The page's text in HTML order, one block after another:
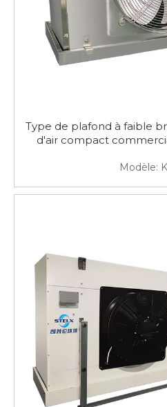
Type de plafond à faible
d'air compact
Modèle: